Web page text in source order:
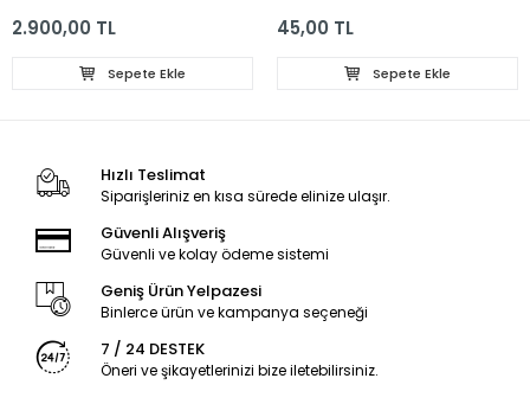
2.900,00 TL
Sepete Ekle
45,00 TL
Sepete Ekle
Hızlı Teslimat
Siparişleriniz en kısa sürede elinize ulaşır.
Güvenli Alışveriş
Güvenli ve kolay ödeme sistemi
Geniş Ürün Yelpazesi
Binlerce ürün ve kampanya seçeneği
7 / 24 DESTEK
Öneri ve şikayetlerinizi bize iletebilirsiniz.